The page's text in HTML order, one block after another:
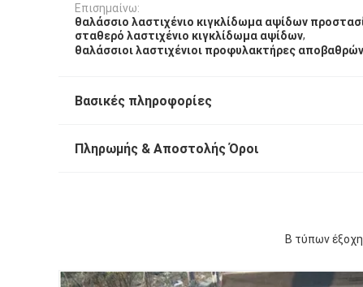
Επισημαίνω:
θαλάσσιο λαστιχένιο κιγκλίδωμα αψίδων
σταθερό λαστιχένιο κιγκλίδωμα αψίδων,
θαλάσσιοι λαστιχένιοι προφυλακτήρες
Βασικές πληροφορίες
Πληρωμής & Αποστολής Όροι
Β τύπων